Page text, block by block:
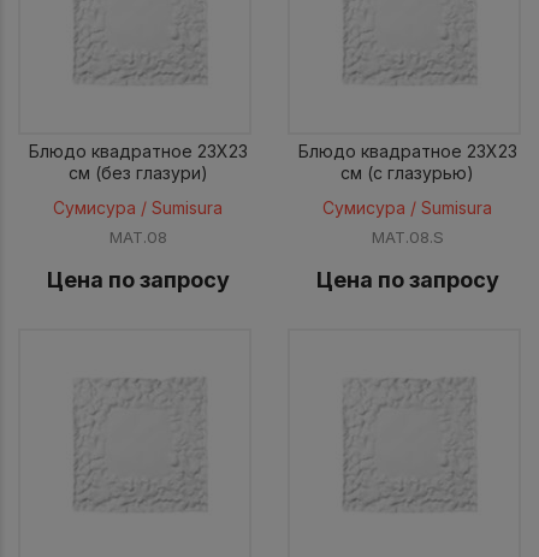
Блюдо квадратное 23X23
см (без глазури)
Сумисура / Sumisura
MAT.08
Цена по запросу
Блюдо квадратное 23X23
см (с глазурью)
Сумисура / Sumisura
MAT.08.S
Цена по запросу